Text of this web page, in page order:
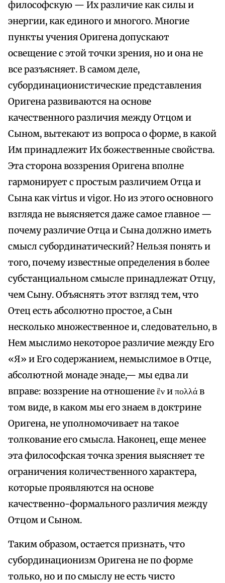
философскую — Их различие как силы и
энергии, как единого и многого. Многие
пункты учения Оригена допускают
освещение с этой точки зрения, но и она не
все разъясняет. В самом деле,
субординационистические представления
Оригена развиваются на основе
качественного различия между Отцом и
Сыном, вытекают из вопроса о форме, в какой
Им принадлежит Их божественные свойства.
Эта сторона воззрения Оригена вполне
гармонирует с простым различием Отца и
Сына как virtus и vigor. Но из этого основного
взгляда не выясняется даже самое главное —
почему различие Отца и Сына должно иметь
смысл субординатический? Нельзя понять и
того, почему известные определения в более
субстанциальном смысле принадлежат Отцу,
чем Сыну. Объяснять этот взгляд тем, что
Отец есть абсолютно простое, а Сын
несколько множественное и, следовательно, в
Нем мыслимо некоторое различие между Его
«Я» и Его содержанием, немыслимое в Отце,
абсолютной монаде энаде,— мы едва ли
вправе: воззрение на отношение ἓν и πολλά в
том виде, в каком мы его знаем в доктрине
Оригена, не уполномочивает на такое
толкование его смысла. Наконец, еще менее
эта философская точка зрения выясняет те
ограничения количественного характера,
которые проявляются на основе
качественно-формального различия между
Отцом и Сыном.
Таким образом, остается признать, что
субординационизм Оригена не по форме
только, но и по смыслу не есть чисто